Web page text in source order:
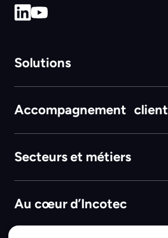
Solutions
Accompagnement client
Secteurs et métiers
Au cœur d’Incotec